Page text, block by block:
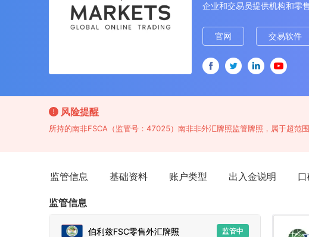
企业和交易员提供机构和零
权和监管，许可证号为
官网 交易软件
风险提醒
所持的南非FSCA（监管号：47025）南非非外汇牌照监管牌照，属于超范
监管信息 基础资料 账户类型 出入金说明
监管信息
伯利兹FSC零售外汇牌照 监管中